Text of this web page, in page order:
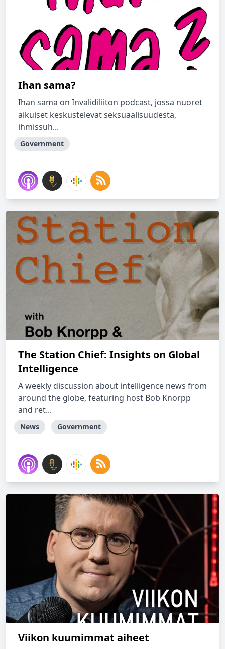
Ihan sama?
Ihan sama on Invalidiliiton podcast, jossa nuoret
aikuiset keskustelevat seksuaalisuudesta,
ihmissuh...
Government
The Station Chief: Insights on Global
Intelligence
A weekly discussion about intelligence news from
around the globe, featuring host Bob Knorpp
and ret...
News Government
Viikon kuumimmat aiheet